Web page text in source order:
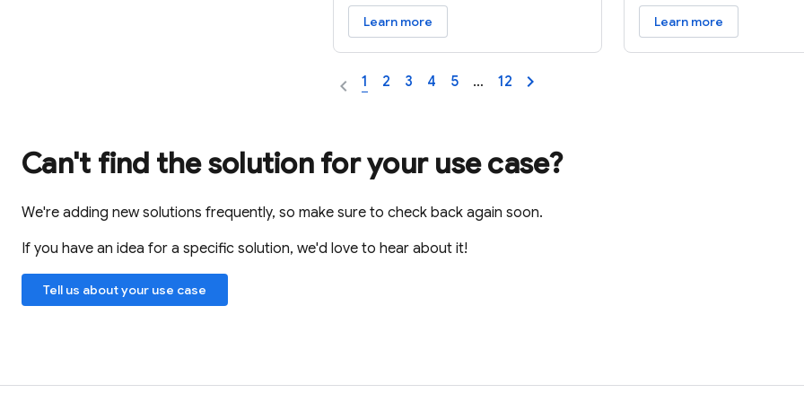
Learn more Learn more
1 2 3 4 5 … 12
Can't find the solution for your use case?
We're adding new solutions frequently, so make sure to check back again soon.
If you have an idea for a specific solution, we'd love to hear about it!
Tell us about your use case